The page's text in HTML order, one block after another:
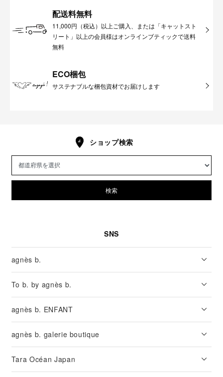
配送料無料
11,000円（税込）以上ご購入、または「キャットスト
リート」以上の会員様はオンラインブティックで送料
無料
ECO梱包
サステナブルな梱包資材でお届けします
ショップ検索
検索
SNS
agnès b.
To b. by agnès b.
agnès b. ENFANT
agnès b. galerie boutique
Tara Océan Japan